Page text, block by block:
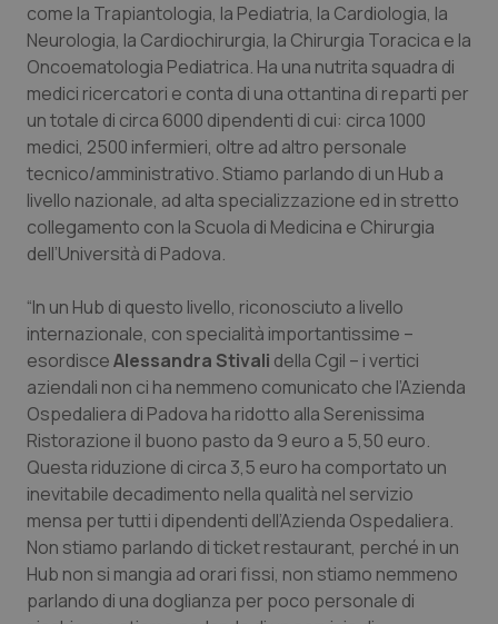
Abruzzo
Basilicata
Calabria
Campania
Emilia-Romagna
Friuli Venezia Giulia
Lazio
Liguria
Lombardia
Marche
Molise
QS Pro Gold
Artrite & artrosi
Asma & BPCO
Car-T
Colesterolo & coronaropatie
Dermatite Atopica
Diabete & glucometri
Disturbi dell’umore
Dolore
Donna & Salute
Epatiti
QS Club Newsletter
come la Trapiantologia, la Pediatria, la Cardiologia, la
Neurologia, la Cardiochirurgia, la Chirurgia Toracica e la
Oncoematologia Pediatrica. Ha una nutrita squadra di
medici ricercatori e conta di una ottantina di reparti per
un totale di circa 6000 dipendenti di cui: circa 1000
medici, 2500 infermieri, oltre ad altro personale
tecnico/amministrativo. Stiamo parlando di un Hub a
livello nazionale, ad alta specializzazione ed in stretto
collegamento con la Scuola di Medicina e Chirurgia
dell’Università di Padova.
“In un Hub di questo livello, riconosciuto a livello
internazionale, con specialità importantissime –
esordisceAlessandra Stivali della Cgil – i vertici
aziendali non ci ha nemmeno comunicato che l’Azienda
Ospedaliera di Padova ha ridotto alla Serenissima
Ristorazione il buono pasto da 9 euro a 5,50 euro.
Questa riduzione di circa 3,5 euro ha comportato un
inevitabile decadimento nella qualità nel servizio
mensa per tutti i dipendenti dell’Azienda Ospedaliera.
Non stiamo parlando di ticket restaurant, perché in un
Hub non si mangia ad orari fissi, non stiamo nemmeno
parlando di una doglianza per poco personale di